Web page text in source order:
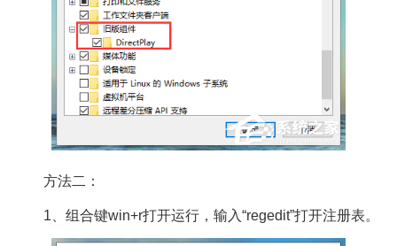
方法二：
1、组合键win+r打开运行，输入“regedit”打开注册表。